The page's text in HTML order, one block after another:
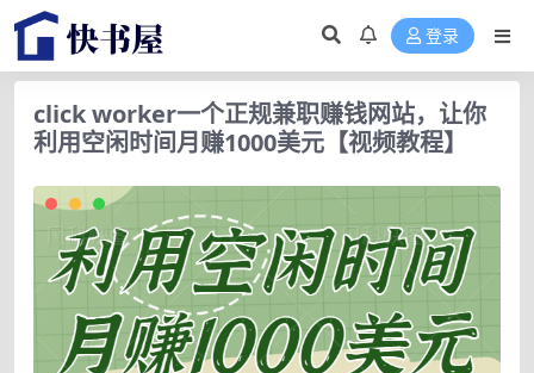
登录
click worker一个正规兼职赚钱网站，让你
利用空闲时间月赚1000美元【视频教程】